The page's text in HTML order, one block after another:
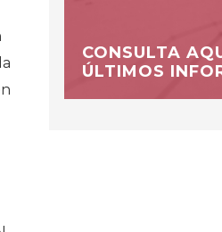
CONSULTA
ÚLTIMOS